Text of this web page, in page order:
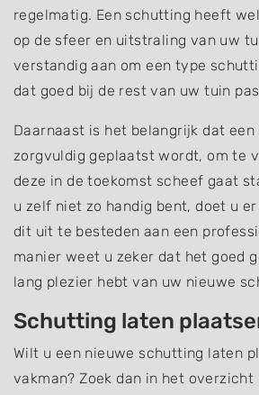
regelmatig. Een schutting heeft
op de sfeer en uitstraling van uw
verstandig aan om een type
dat goed bij de rest van uw tuin
Daarnaast is het belangrijk dat
zorgvuldig geplaatst wordt, om te
deze in de toekomst scheef gaat
u zelf niet zo handig bent, doet u
dit uit te besteden aan een
manier weet u zeker dat het goed
lang plezier hebt van uw nieuwe
Schutting laten
Wilt u een nieuwe schutting laten
vakman? Zoek dan in het overzicht